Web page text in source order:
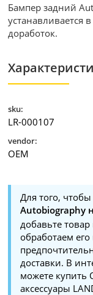
Бампер задний
устанавливается
доработок.
sku:
LR-000107
vendor:
OEM
Для того, чтобы
Autobiography
добавьте
обработаем
доставки. В
можете купить
аксессуары